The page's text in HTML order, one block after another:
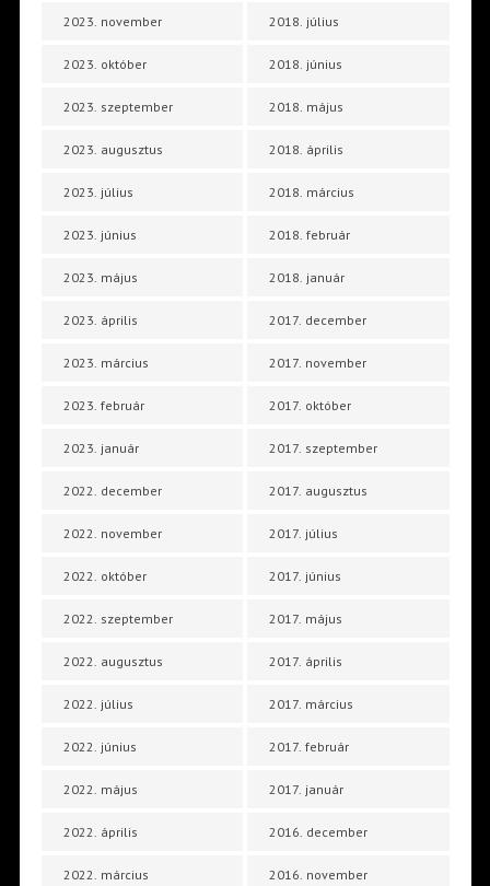
2023. november
2023. október
2023. szeptember
2023. augusztus
2023. július
2023. június
2023. május
2023. április
2023. március
2023. február
2023. január
2022. december
2022. november
2022. október
2022. szeptember
2022. augusztus
2022. július
2022. június
2022. május
2022. április
2022. március
2018. július
2018. június
2018. május
2018. április
2018. március
2018. február
2018. január
2017. december
2017. november
2017. október
2017. szeptember
2017. augusztus
2017. július
2017. június
2017. május
2017. április
2017. március
2017. február
2017. január
2016. december
2016. november